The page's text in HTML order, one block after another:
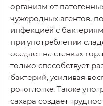
организм от
чужеродных агентов,
инфекцией с
при употреблении
оседает на стенках
только способствует
бактерий, усиливая
ротоглотке. Также
сахара создает